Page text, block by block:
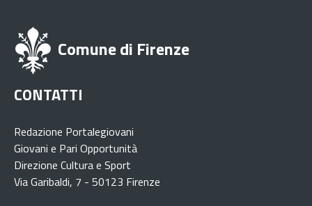
Comune di Firenze
CONTATTI
Redazione Portalegiovani
Giovani e Pari Opportunità
Direzione Cultura e Sport
Via Garibaldi, 7 - 50123 Firenze